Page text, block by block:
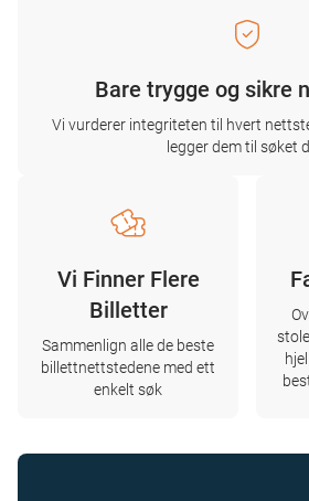
Bare trygge og sikre
Vi vurderer integriteten til hvert
legger dem til søket
Vi Finner Flere
Billetter
Sammenlign alle de beste
billettnettstedene med ett
enkelt søk